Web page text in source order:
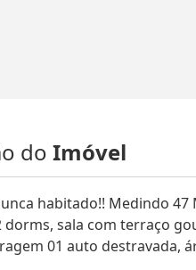
do Imóvel
habitado!! Medindo
dorms, sala com terraço
01 auto destravada,